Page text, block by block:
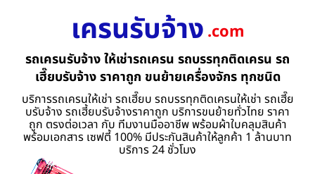
เครนรับจ้าง .com
รถเครนรับจ้าง ให้เช่ารถเครน รถบรรทุกติดเครน รถ
เฮี๊ยบรับจ้าง ราคาถูก ขนย้ายเครื่องจักร ทุกชนิด
บริการรถเครนให้เช่า รถเฮี๊ยบ รถบรรทุกติดเครนให้เช่า รถเฮี๊ย
บรับจ้าง รถเฮี้ยบรับจ้างราคาถูก บริการขนย้ายทั่วไทย ราคา
ถูก ตรงต่อเวลา กับ ทีมงานมืออาชีพ พร้อมผ้าใบคลุมสินค้า
พร้อมเอกสาร เซฟตี้ 100% มีประกันสินค้าให้ลูกค้า 1 ล้านบาท
บริการ 24 ชั่วโมง